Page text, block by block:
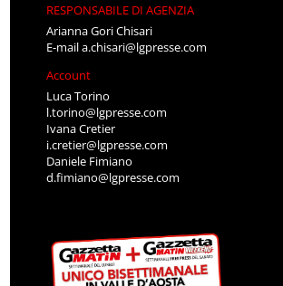
RESPONSABILE DI AGENZIA
Arianna Gori Chisari
E-maila.chisari@lgpresse.com
Account
Luca Torino
l.torino@lgpresse.com
Ivana Cretier
i.cretier@lgpresse.com
Daniele Fimiano
d.fimiano@lgpresse.com